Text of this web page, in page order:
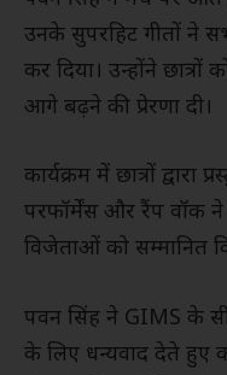
उनके सुपरहिट गीतों ने
कर दिया। उन्होंने
आगे बढ़ने की प्रेरणा दी।
कार्यक्रम में छात्रों
परफॉर्मेंस और रैंप वॉक
विजेताओं को सम्मानित
पवन सिंह ने GIMS के
के लिए धन्यवाद देते हुए